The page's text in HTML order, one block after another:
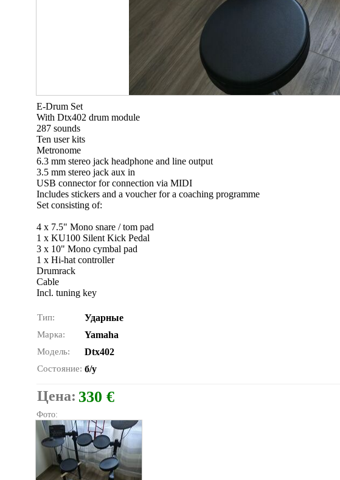
E-Drum Set
With Dtx402 drum module
287 sounds
Ten user kits
Metronome
6.3 mm stereo jack headphone and line output
3.5 mm stereo jack aux in
USB connector for connection via MIDI
Includes stickers and a voucher for a coaching programme
Set consisting of:
4 x 7.5" Mono snare / tom pad
1 x KU100 Silent Kick Pedal
3 x 10" Mono cymbal pad
1 x Hi-hat controller
Drumrack
Cable
Incl. tuning key
Тип: Ударные
Марка: Yamaha
Модель: Dtx402
Состояние: б/у
Цена: 330 €
Фото: